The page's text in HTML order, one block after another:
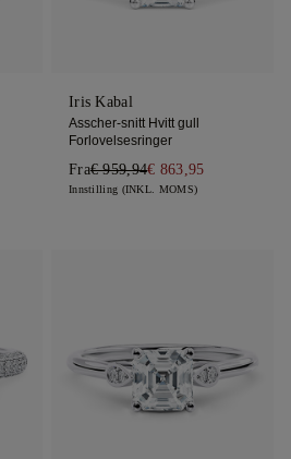
Iris Kabal
Asscher-snitt Hvitt gull
Forlovelsesringer
Fra€ 959,94€ 863,95
Innstilling (INKL. MOMS)